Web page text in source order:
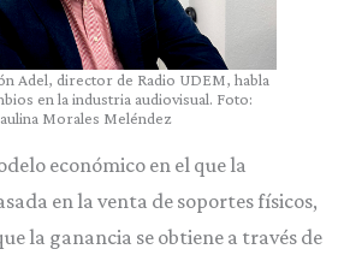
Adel, director de Radio UDEM, habla
en la industria audiovisual. Foto:
Morales Meléndez
económico en el que la
en la venta de soportes físicos,
la ganancia se obtiene a través de